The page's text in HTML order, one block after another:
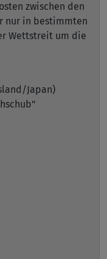
zwischen den
nur in bestimmten
Wettstreit um die
Japan)